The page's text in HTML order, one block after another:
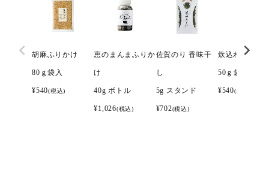
胡麻ふりかけ
80ｇ袋入
¥540(税込)
恵のまんまふりか
け
40g ボトル
¥1,026(税込)
佐賀のり 香味干
し
5g スタンド
¥702(税込)
炊込わかめ
50ｇ袋入
¥540(税込)